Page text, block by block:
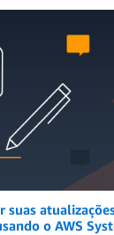
suas
o AWS